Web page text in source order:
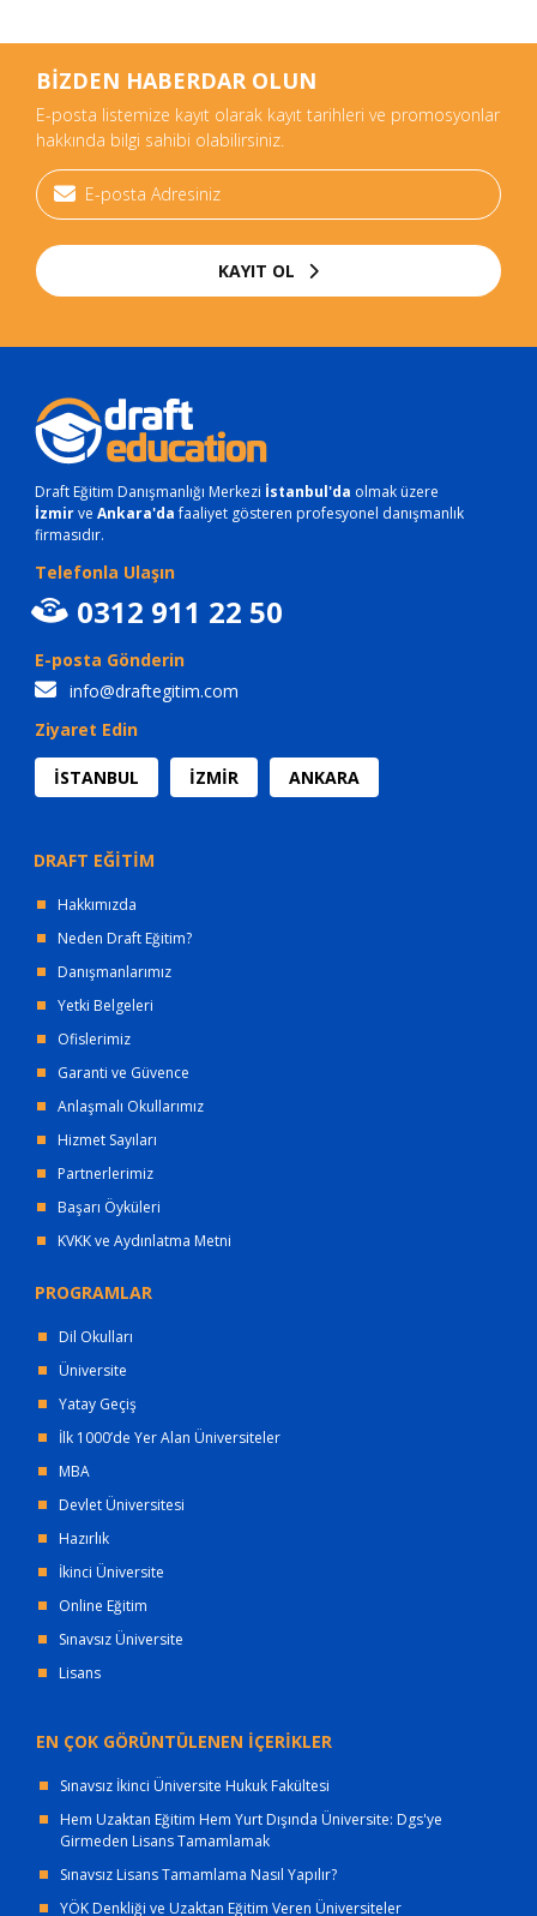
BİZDEN HABERDAR OLUN
E-posta listemize kayıt olarak kayıt tarihleri ve promosyonlar
hakkında bilgi sahibi olabilirsiniz.
KAYIT OL
Draft Eğitim Danışmanlığı Merkezi İstanbul'da olmak üzere
İzmirve Ankara'dafaaliyet gösteren profesyonel danışmanlık
firmasıdır.
Telefonla Ulaşın
0312 911 22 50
E-posta Gönderin
info@draftegitim.com
Ziyaret Edin
İSTANBUL İZMİR ANKARA
DRAFT EĞİTİM
Hakkımızda
Neden Draft Eğitim?
Danışmanlarımız
Yetki Belgeleri
Ofislerimiz
Garanti ve Güvence
Anlaşmalı Okullarımız
Hizmet Sayıları
Partnerlerimiz
Başarı Öyküleri
KVKK ve Aydınlatma Metni
PROGRAMLAR
Dil Okulları
Üniversite
Yatay Geçiş
İlk 1000’de Yer Alan Üniversiteler
MBA
Devlet Üniversitesi
Hazırlık
İkinci Üniversite
Online Eğitim
Sınavsız Üniversite
Lisans
EN ÇOK GÖRÜNTÜLENEN İÇERİKLER
Sınavsız İkinci Üniversite Hukuk Fakültesi
Hem Uzaktan Eğitim Hem Yurt Dışında Üniversite: Dgs'ye
Girmeden Lisans Tamamlamak
Sınavsız Lisans Tamamlama Nasıl Yapılır?
YÖK Denkliği ve Uzaktan Eğitim Veren Üniversiteler